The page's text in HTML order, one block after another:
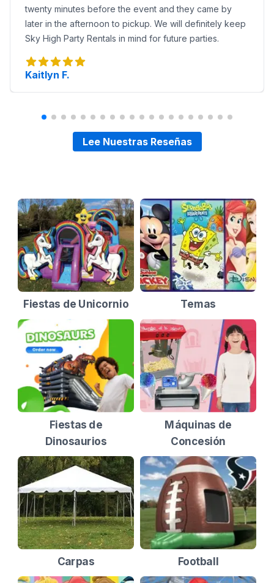
twenty minutes before the event and they came by
later in the afternoon to pickup. We will definitely keep
Sky High Party Rentals in mind for future parties.
Kaitlyn F.
Lee Nuestras Reseñas
Fiestas de Unicornio Temas
Fiestas de
Dinosaurios
Máquinas de
Concesión
Carpas Football